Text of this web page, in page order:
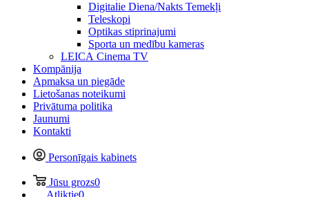
Digitalie Diena/Nakts Temekļi
Teleskopi
Optikas stiprinajumi
Sporta un medību kameras
LEICA Cinema TV
Kompānija
Apmaksa un piegāde
Lietošanas noteikumi
Privātuma politika
Jaunumi
Kontakti
Personīgais kabinets
Jūsu grozs0
Atliktie0